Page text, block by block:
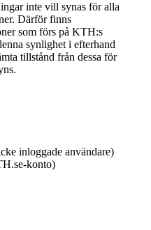
inte vill synas för alla
Därför finns
som förs på KTH:s
synlighet i efterhand
tillstånd från dessa för
inloggade användare)
konto)